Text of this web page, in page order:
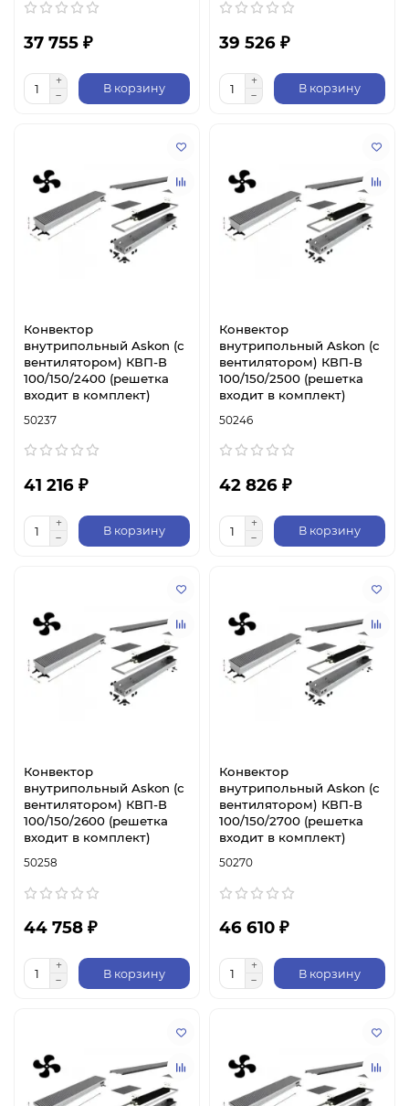
37 755 ₽
В корзину
39 526 ₽
В корзину
Конвектор
внутрипольный Askon (с
вентилятором) КВП-В
100/150/2400 (решетка
входит в комплект)
50237
41 216 ₽
В корзину
Конвектор
внутрипольный Askon (с
вентилятором) КВП-В
100/150/2500 (решетка
входит в комплект)
50246
42 826 ₽
В корзину
Конвектор
внутрипольный Askon (с
вентилятором) КВП-В
100/150/2600 (решетка
входит в комплект)
50258
44 758 ₽
В корзину
Конвектор
внутрипольный Askon (с
вентилятором) КВП-В
100/150/2700 (решетка
входит в комплект)
50270
46 610 ₽
В корзину